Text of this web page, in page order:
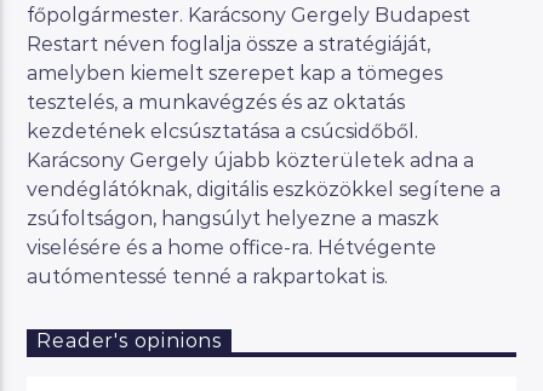
főpolgármester. Karácsony Gergely Budapest
Restart néven foglalja össze a stratégiáját,
amelyben kiemelt szerepet kap a tömeges
tesztelés, a munkavégzés és az oktatás
kezdetének elcsúsztatása a csúcsidőből.
Karácsony Gergely újabb közterületek adna a
vendéglátóknak, digitális eszközökkel segítene a
zsúfoltságon, hangsúlyt helyezne a maszk
viselésére és a home office-ra. Hétvégente
autómentessé tenné a rakpartokat is.
Reader's opinions